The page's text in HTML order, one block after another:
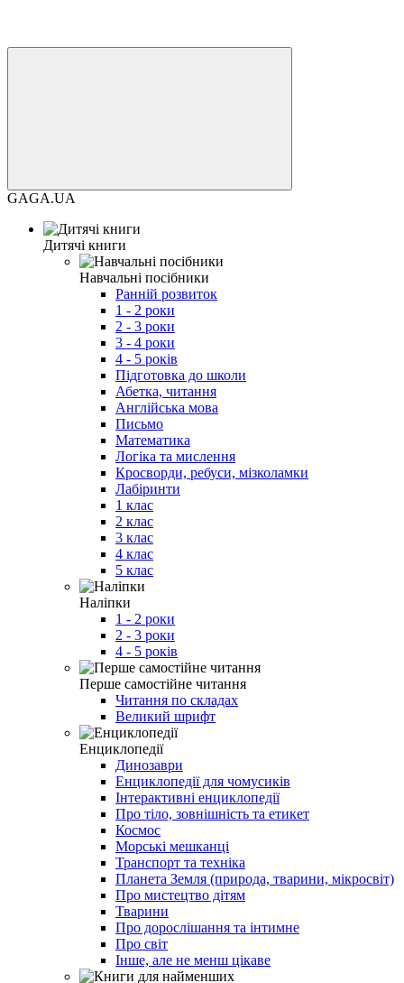
GAGA.UA
Дитячі книги
Навчальні посібники
Ранній розвиток
1 - 2 роки
2 - 3 роки
3 - 4 роки
4 - 5 років
Підготовка до школи
Абетка, читання
Англійська мова
Письмо
Математика
Логіка та мислення
Кросворди, ребуси, мізколамки
Лабіринти
1 клас
2 клас
3 клас
4 клас
5 клас
Наліпки
1 - 2 роки
2 - 3 роки
4 - 5 років
Перше самостійне читання
Читання по складах
Великий шрифт
Енциклопедії
Динозаври
Енциклопедії для чомусиків
Інтерактивні енциклопедії
Про тіло, зовнішність та етикет
Космос
Морські мешканці
Транспорт та техніка
Планета Земля (природа, тварини, мікросвіт)
Про мистецтво дітям
Тварини
Про дорослішання та інтимне
Про світ
Інше, але не менш цікаве